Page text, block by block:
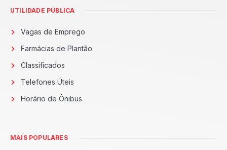
UTILIDADE PÚBLICA
Vagas de Emprego
Farmácias de Plantão
Classificados
Telefones Úteis
Horário de Ônibus
MAIS POPULARES